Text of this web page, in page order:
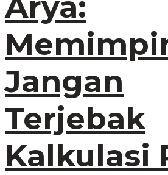
Jangan
Terjebak
Kalkulasi